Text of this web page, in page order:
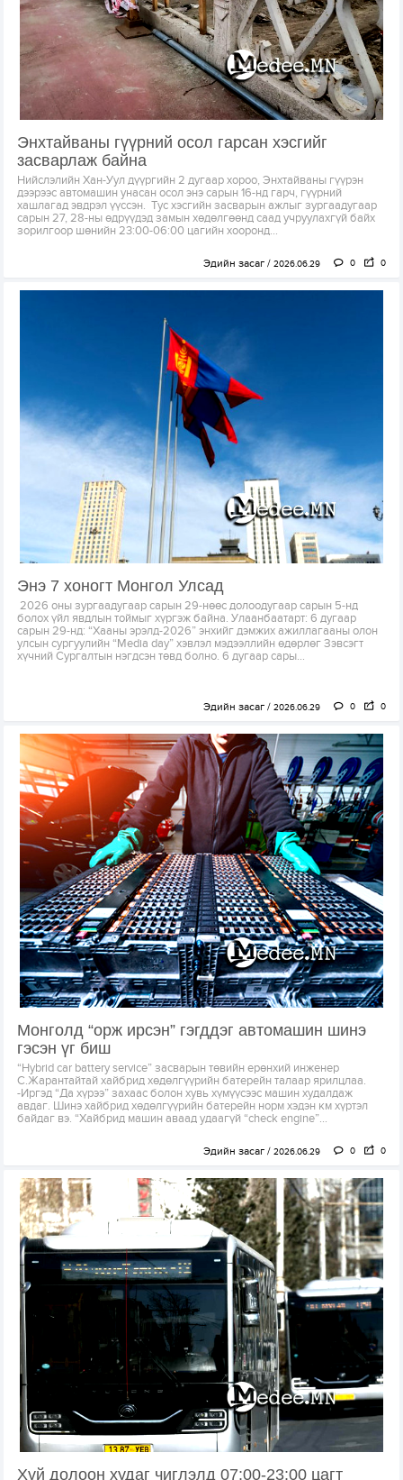
Энхтайваны гүүрний осол гарсан хэсгийг
засварлаж байна
Нийслэлийн Хан-Уул дүүргийн 2 дугаар хороо, Энхтайваны гүүрэн
дээрээс автомашин унасан осол энэ сарын 16-нд гарч, гүүрний
хашлагад эвдрэл үүссэн. Тус хэсгийн засварын ажлыг зургаадугаар
сарын 27, 28-ны өдрүүдэд замын хөдөлгөөнд саад учруулахгүй байх
зорилгоор шөнийн 23:00-06:00 цагийн хооронд...
Эдийн засаг 2026.06.29 0 0
Энэ 7 хоногт Монгол Улсад
2026 оны зургаадугаар сарын 29-нөөс долоодугаар сарын 5-нд
болох үйл явдлын тоймыг хүргэж байна. Улаанбаатарт: 6 дугаар
сарын 29-нд: “Хааны эрэлд-2026” энхийг дэмжих ажиллагааны олон
улсын сургуулийн “Media day” хэвлэл мэдээллийн өдөрлөг Зэвсэгт
хүчний Сургалтын нэгдсэн төвд болно. 6 дугаар сары...
Эдийн засаг 2026.06.29 0 0
Монголд “орж ирсэн” гэгддэг автомашин шинэ
гэсэн үг биш
“Hybrid car battery service” засварын төвийн ерөнхий инженер
С.Жарантайтай хайбрид хөдөлгүүрийн батерейн талаар ярилцлаа.
-Иргэд “Да хүрээ” захаас болон хувь хүмүүсээс машин худалдаж
авдаг. Шинэ хайбрид хөдөлгүүрийн батерейн норм хэдэн км хүртэл
байдаг вэ. “Хайбрид машин аваад удаагүй “check engine”...
Эдийн засаг 2026.06.29 0 0
Хүй долоон худаг чиглэлд 07:00-23:00 цагт